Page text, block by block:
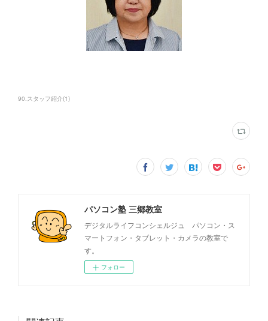
90.スタッフ紹介(1)
パソコン塾 三郷教室
デジタルライフコンシェルジュ パソコン・ス
マートフォン・タブレット・カメラの教室で
す。
フォロー